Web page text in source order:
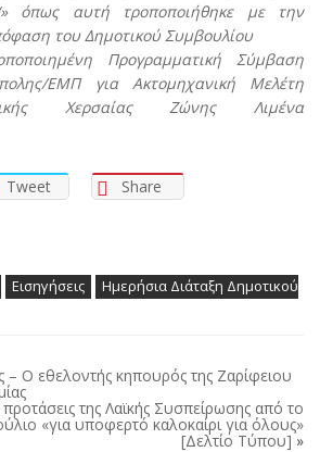
όπως αυτή τροποποιήθηκε με την
του Δημοτικού Συμβουλίου
Προγραμματική Σύμβαση
ΕΜΠ για Ακτομηχανική Μελέτη
Χερσαίας Ζώνης Λιμένα
Tweet Share
Εισηγήσεις
Ημερήσια Διάταξη Δημοτικού
– Ο εθελοντής κηπουρός της Ζαρίφειου
προτάσεις της Λαϊκής Συσπείρωσης από το
«για υποφερτό καλοκαίρι για όλους»
[Δελτίο Τύπου]»